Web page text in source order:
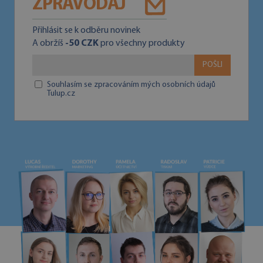
ZPRAVODAJ
Přihlásit se k odběru novinek
A obržíš -50 CZKpro všechny produkty
POŠLI
Souhlasím se zpracováním mých osobních údajů
Tulup.cz